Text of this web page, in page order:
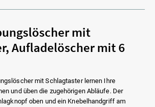
mit
Aufladelöscher mit 6
mit Schlagtaster lernen Ihre
und üben die zugehörigen Abläufe. Der
oben und ein Knebelhandgriff am